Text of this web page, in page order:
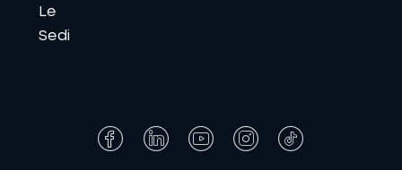
Le
Sedi
Facebook
LinkedInYouTubeInstagram